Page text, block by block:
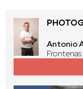
Antonio